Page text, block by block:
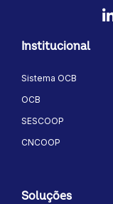
Institucional
Sistema OCB
OCB
SESCOOP
CNCOOP
Soluções